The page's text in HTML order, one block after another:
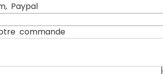
Paypal
commande